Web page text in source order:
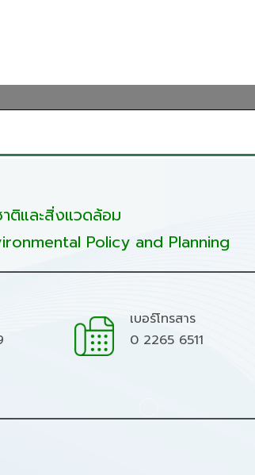
ติและสิ่งแวดล้อม
Policy and Planning
เบอร์โทรสาร
0 2265 6511